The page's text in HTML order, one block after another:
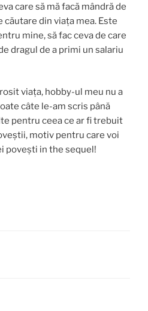
care să mă facă mândră de
căutare din viața mea. Este
mine, să fac ceva de care
dragul de a primi un salariu
viața, hobby-ul meu nu a
câte le-am scris până
pentru ceea ce ar fi trebuit
motiv pentru care voi
povești in the sequel!